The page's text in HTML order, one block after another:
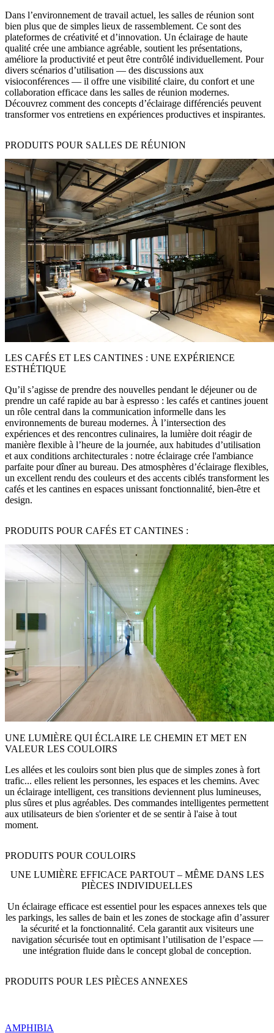
Dans l’environnement de travail actuel, les salles de réunion sont
bien plus que de simples lieux de rassemblement. Ce sont des
plateformes de créativité et d’innovation. Un éclairage de haute
qualité crée une ambiance agréable, soutient les présentations,
améliore la productivité et peut être contrôlé individuellement. Pour
divers scénarios d’utilisation — des discussions aux
visioconférences — il offre une visibilité claire, du confort et une
collaboration efficace dans les salles de réunion modernes.
Découvrez comment des concepts d’éclairage différenciés peuvent
transformer vos entretiens en expériences productives et inspirantes.
PRODUITS POUR SALLES DE RÉUNION
LES CAFÉS ET LES CANTINES : UNE EXPÉRIENCE
ESTHÉTIQUE
Qu’il s’agisse de prendre des nouvelles pendant le déjeuner ou de
prendre un café rapide au bar à espresso : les cafés et cantines jouent
un rôle central dans la communication informelle dans les
environnements de bureau modernes. À l’intersection des
expériences et des rencontres culinaires, la lumière doit réagir de
manière flexible à l’heure de la journée, aux habitudes d’utilisation
et aux conditions architecturales : notre éclairage crée l'ambiance
parfaite pour dîner au bureau. Des atmosphères d’éclairage flexibles,
un excellent rendu des couleurs et des accents ciblés transforment les
cafés et les cantines en espaces unissant fonctionnalité, bien-être et
design.
PRODUITS POUR CAFÉS ET CANTINES :
UNE LUMIÈRE QUI ÉCLAIRE LE CHEMIN ET MET EN
VALEUR LES COULOIRS
Les allées et les couloirs sont bien plus que de simples zones à fort
trafic... elles relient les personnes, les espaces et les chemins. Avec
un éclairage intelligent, ces transitions deviennent plus lumineuses,
plus sûres et plus agréables. Des commandes intelligentes permettent
aux utilisateurs de bien s'orienter et de se sentir à l'aise à tout
moment.
PRODUITS POUR COULOIRS
UNE LUMIÈRE EFFICACE PARTOUT – MÊME DANS LES
PIÈCES INDIVIDUELLES
Un éclairage efficace est essentiel pour les espaces annexes tels que
les parkings, les salles de bain et les zones de stockage afin d’assurer
la sécurité et la fonctionnalité. Cela garantit aux visiteurs une
navigation sécurisée tout en optimisant l’utilisation de l’espace —
une intégration fluide dans le concept global de conception.
PRODUITS POUR LES PIÈCES ANNEXES
AMPHIBIA